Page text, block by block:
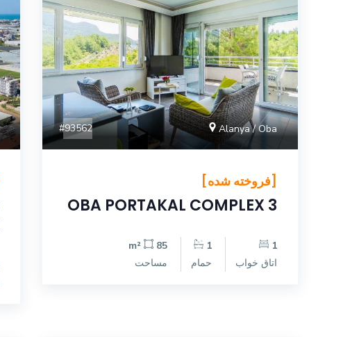
Alanya / Oba
#93562
[فروخته شده]
OBA PORTAKAL COMPLEX 3
1
اتاق خواب
1
حمام
85 m²
مساحت